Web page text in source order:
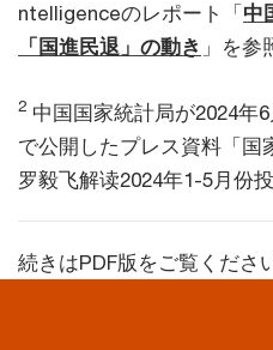
ntelligenceのレポート「 中
「国進民退」の動き 」を参
2 中国国家統計局が2024年
で公開したプレス資料「国
罗毅飞解读2024年1-5月份
続きはPDF版をご覧くださ